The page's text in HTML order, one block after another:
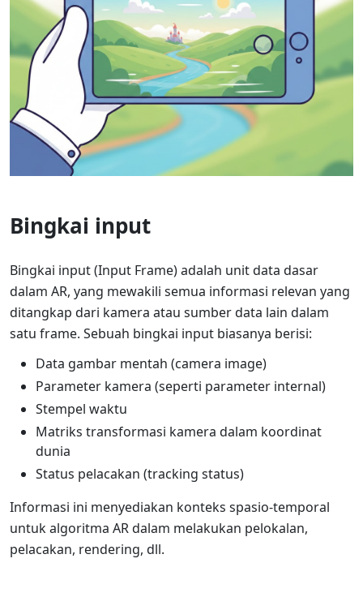
Bingkai input
Bingkai input (Input Frame) adalah unit data dasar
dalam AR, yang mewakili semua informasi relevan yang
ditangkap dari kamera atau sumber data lain dalam
satu frame. Sebuah bingkai input biasanya berisi:
Data gambar mentah (camera image)
Parameter kamera (seperti parameter internal)
Stempel waktu
Matriks transformasi kamera dalam koordinat
dunia
Status pelacakan (tracking status)
Informasi ini menyediakan konteks spasio-temporal
untuk algoritma AR dalam melakukan pelokalan,
pelacakan, rendering, dll.